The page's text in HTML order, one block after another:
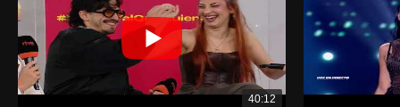
40:12